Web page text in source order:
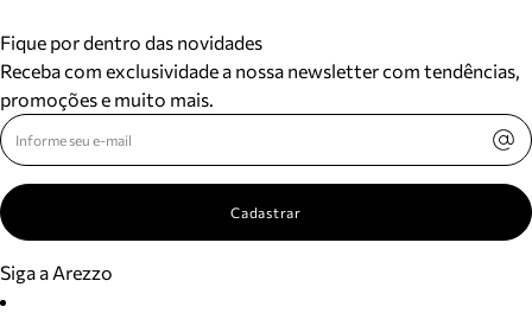
Fique por dentro das novidades
Receba com exclusividade a nossa newsletter com tendências,
promoções e muito mais.
Cadastrar
Siga a Arezzo